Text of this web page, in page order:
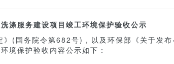
涤服务建设项目竣工环境保护验收公示
(国务院令第682号)，以及环保部《关于发
境保护验收内容公示如下：